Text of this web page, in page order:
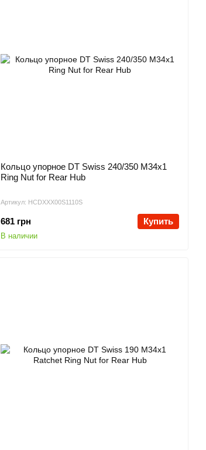
Артикул: HCDXXX00S1110S
Кольцо упорное DT Swiss 240/350 M34x1
Ring Nut for Rear Hub
681 грн Купить
В наличии